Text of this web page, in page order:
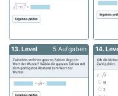
13. Level 5 Aufgaben 14.